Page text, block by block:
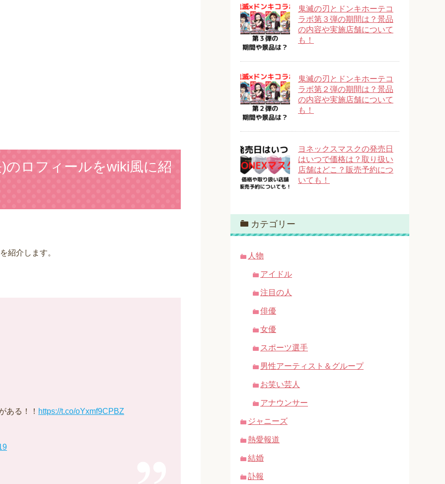
ロフィールをwiki風に紹
紹介します。
ある！！ https://t.co/oYxmf9CPBZ
鬼滅の刃とドンキホーテコ
ラボ第３弾の期間は？景品
の内容や実施店舗について
も！
鬼滅の刃とドンキホーテコ
ラボ第２弾の期間は？景品
の内容や実施店舗について
も！
ヨネックスマスクの発売日
はいつで価格は？取り扱い
店舗はどこ？販売予約につ
いても！
カテゴリー
人物
アイドル
注目の人
俳優
女優
スポーツ選手
男性アーティスト＆グループ
お笑い芸人
アナウンサー
ジャニーズ
熱愛報道
結婚
訃報